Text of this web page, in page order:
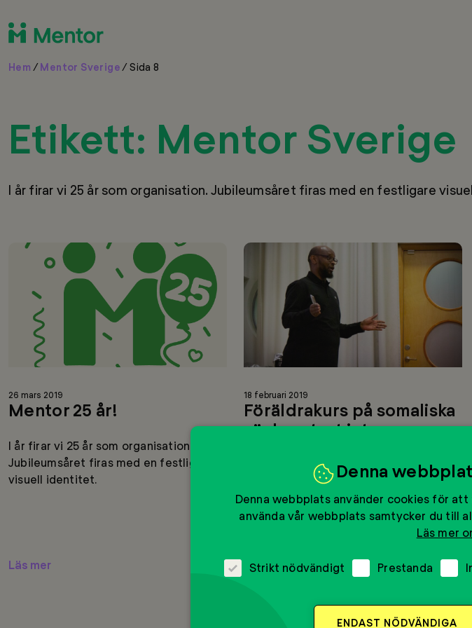
Hem /Mentor Sverige /Sida 8
Etikett: Mentor Sverige
I år firar vi 25 år som organisation. Jubileumsåret firas med en festligare
Mentor
26 mars 2019
Mentor 25 år!
I år firar vi 25 år som organisation.
Jubileumsåret firas med en festligare
visuell identitet.
Läs mer
Föräldrakurs
väcker
stort
intresse
18 februari 2019
Föräldrakurs på somaliska
väcker stort intresse
Mentor Sverige anordnar tillsammans
med Konsumentföreningen Stockholm
kurser i föräldraskap på somaliska. På
onsdag den 20 februari håller
Läs mer
Denna
Denna webbplats använder cookies för
använda vår webbplats samtycker du till
Läs mer
Strikt nödvändigt Prestanda
ENDAST NÖDVÄNDIGA